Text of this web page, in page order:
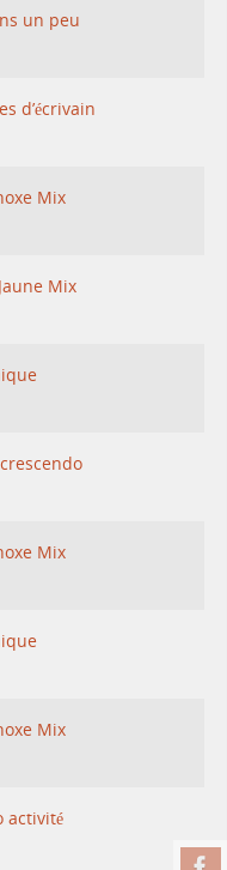
un peu
d’écrivain
Mix
Mix
Mix
Mix
activité